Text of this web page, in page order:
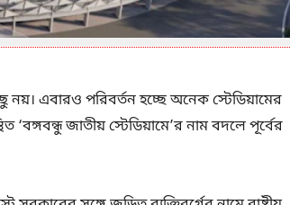
নয়। এবারও পরিবর্তন হচ্ছে অনেক স্টেডিয়ামের
জাতীয় স্টেডিয়ামে’র নাম বদলে পূর্বের